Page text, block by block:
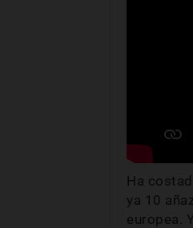
Ha
ya 10
europea.